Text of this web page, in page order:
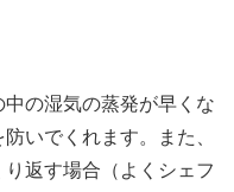
の湿気の蒸発が早くな
いでくれます。また、
返す場合（よくシェフ